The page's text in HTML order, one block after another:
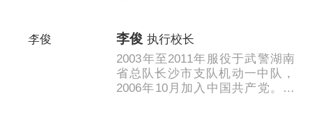
古代官僚......
李俊 执行校长
2003年至2011年服役于武警湖南
省总队长沙市支队机动一中队，
2006年10月加入中国共产党。在